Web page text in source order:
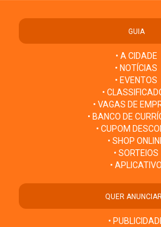
GUIA
• A CIDADE
• NOTÍCIAS
• EVENTOS
•
• VAGAS DE
• BANCO DE
• CUPOM
• SHOP
• SORTEIOS
• APLICATIVO
QUER
•